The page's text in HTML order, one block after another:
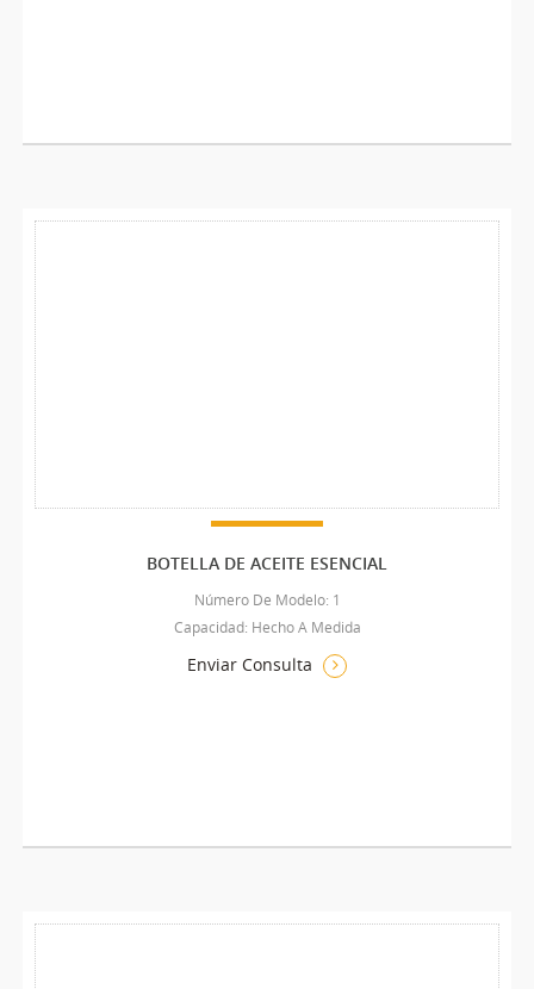
BOTELLA DE ACEITE ESENCIAL
Número De Modelo: 1
Capacidad: Hecho A Medida
Enviar Consulta